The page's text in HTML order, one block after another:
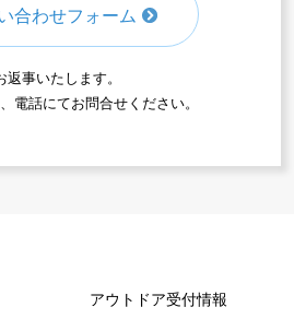
合わせフォーム
事いたします。
電話にてお問合せください。
アウトドア受付情報